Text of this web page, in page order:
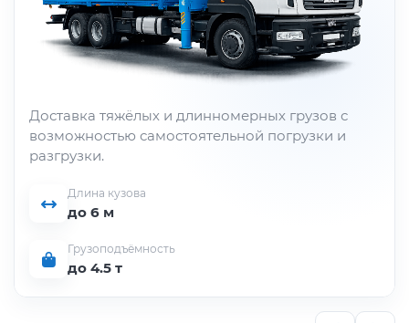
Доставка тяжёлых и длинномерных грузов с
возможностью самостоятельной погрузки и
разгрузки.
Длина кузова
до 6 м
Грузоподъёмность
до 4.5 т